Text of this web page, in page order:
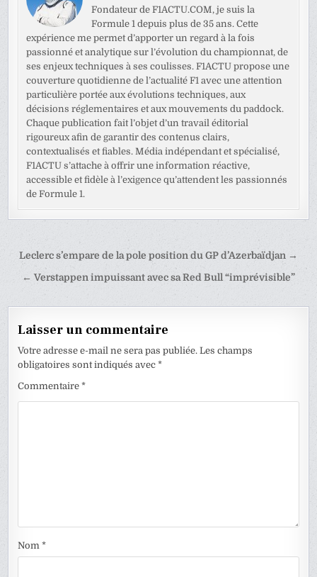
Fondateur de F1ACTU.COM, je suis la
Formule 1 depuis plus de 35 ans. Cette
expérience me permet d’apporter un regard à la fois
passionné et analytique sur l’évolution du championnat, de
ses enjeux techniques à ses coulisses. F1ACTU propose une
couverture quotidienne de l’actualité F1 avec une attention
particulière portée aux évolutions techniques, aux
décisions réglementaires et aux mouvements du paddock.
Chaque publication fait l’objet d’un travail éditorial
rigoureux afin de garantir des contenus clairs,
contextualisés et fiables. Média indépendant et spécialisé,
F1ACTU s’attache à offrir une information réactive,
accessible et fidèle à l’exigence qu’attendent les passionnés
de Formule 1.
Navigation
de
Leclerc s’empare de la pole position du GP d’Azerbaïdjan →
← Verstappen impuissant avec sa Red Bull “imprévisible”
Laisser un commentaire
Votre adresse e-mail ne sera pas publiée. Les champs
obligatoires sont indiqués avec*
Commentaire*
Nom*